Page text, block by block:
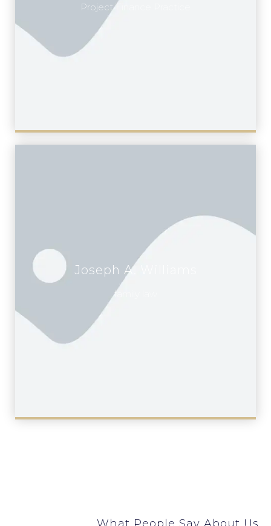
Project Finance Practice
Joseph A. Williams
family law